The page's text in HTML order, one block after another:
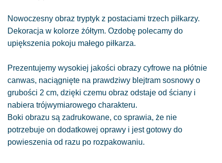
Nowoczesny obraz tryptyk z postaciami trzech piłkarzy.
Dekoracja w kolorze żółtym. Ozdobę polecamy do
upiększenia pokoju małego piłkarza.
Prezentujemy wysokiej jakości obrazy cyfrowe na płótnie
canwas, naciągnięte na prawdziwy blejtram sosnowy o
grubości 2 cm, dzięki czemu obraz odstaje od ściany i
nabiera trójwymiarowego charakteru.
Boki obrazu są zadrukowane, co sprawia, że nie
potrzebuje on dodatkowej oprawy i jest gotowy do
powieszenia od razu po rozpakowaniu.